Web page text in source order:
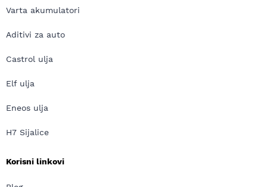
Varta akumulatori
Aditivi za auto
Castrol ulja
Elf ulja
Eneos ulja
H7 Sijalice
Korisni linkovi